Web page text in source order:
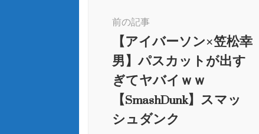
前の記事
【アイバーソン×笠松幸
男】パスカットが出す
ぎてヤバイｗｗ
【SmashDunk】スマッ
シュダンク